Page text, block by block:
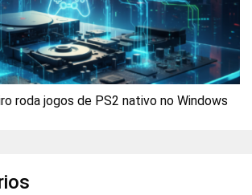
roda jogos de PS2 nativo no Windows